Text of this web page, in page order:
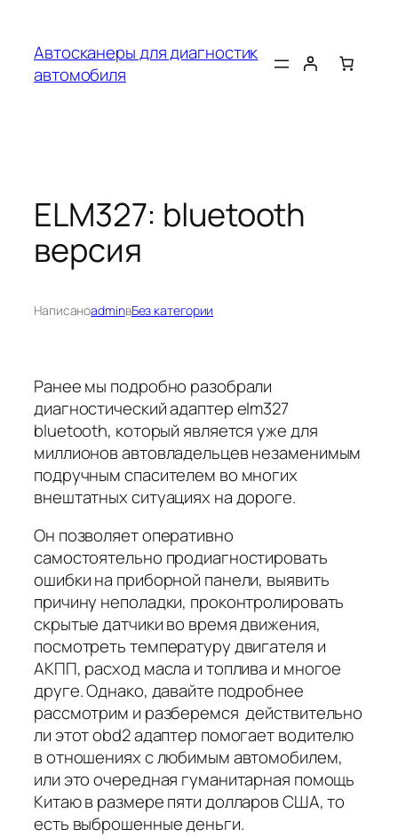
содержимому
Автосканеры для диагностик
автомобиля
ELM327: bluetooth
версия
НаписаноadminвБез категории
Ранее мы подробно разобрали
диагностический адаптер elm327
bluetooth, который является уже для
миллионов автовладельцев незаменимым
подручным спасителем во многих
внештатных ситуациях на дороге.
Он позволяет оперативно
самостоятельно продиагностировать
ошибки на приборной панели, выявить
причину неполадки, проконтролировать
скрытые датчики во время движения,
посмотреть температуру двигателя и
АКПП, расход масла и топлива и многое
друге. Однако, давайте подробнее
рассмотрим и разберемся действительно
ли этот obd2 адаптер помогает водителю
в отношениях с любимым автомобилем,
или это очередная гуманитарная помощь
Китаю в размере пяти долларов США, то
есть выброшенные деньги.